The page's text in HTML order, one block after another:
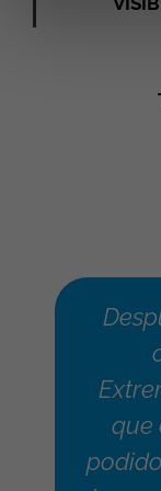
que